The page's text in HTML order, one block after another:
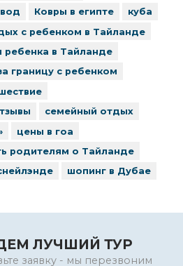
Ковры в египте
куба
с ребенком в Тайланде
ребенка в Тайланде
границу с ребенком
семейный отдых
цены в гоа
родителям о Тайланде
шопинг в Дубае
ЛУЧШИЙ ТУР
заявку - мы перезвоним